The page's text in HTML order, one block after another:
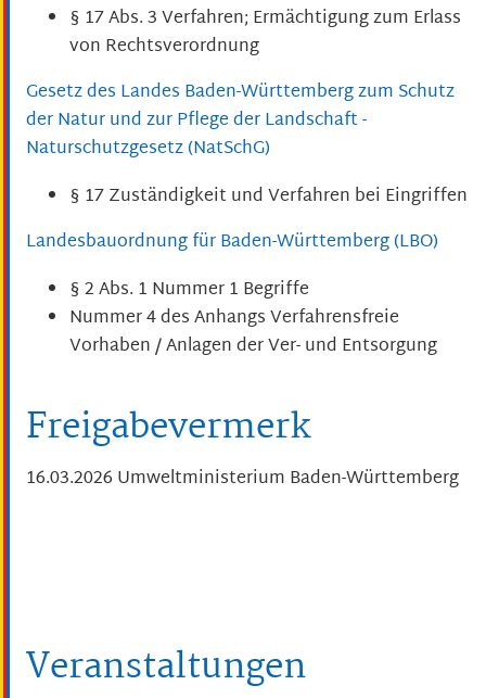
§ 17 Abs. 3 Verfahren; Ermächtigung zum Erlass
von Rechtsverordnung
Gesetz des Landes Baden-Württemberg zum Schutz
der Natur und zur Pflege der Landschaft -
Naturschutzgesetz (NatSchG)
§ 17 Zuständigkeit und Verfahren bei Eingriffen
Landesbauordnung für Baden-Württemberg (LBO)
§ 2 Abs. 1 Nummer 1 Begriffe
Nummer 4 des Anhangs Verfahrensfreie
Vorhaben / Anlagen der Ver- und Entsorgung
Freigabevermerk
16.03.2026 Umweltministerium Baden-Württemberg
Veranstaltungen